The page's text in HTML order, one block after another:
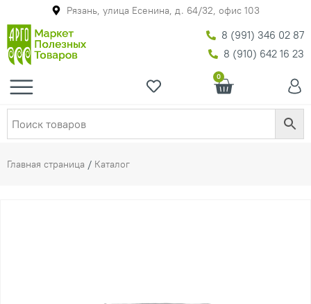
Рязань, улица Есенина, д. 64/32, офис 103
8 (991) 346 02 87
8 (910) 642 16 23
0
Главная страница / Каталог